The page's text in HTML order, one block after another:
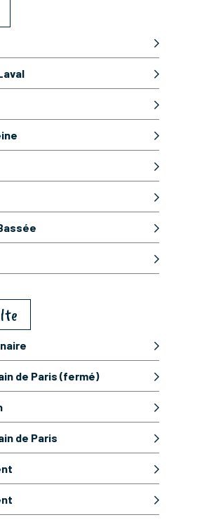
de Paris (fermé)
de Paris